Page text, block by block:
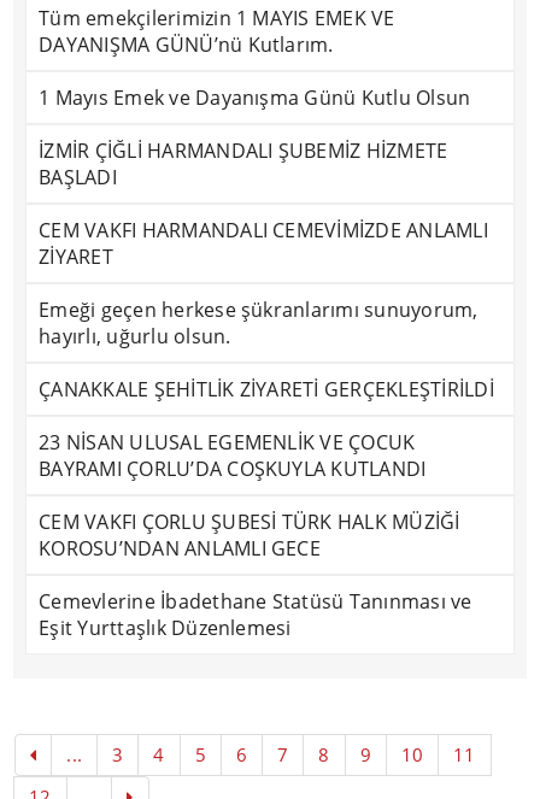
Tüm emekçilerimizin 1 MAYIS EMEK VE
DAYANIŞMA GÜNÜ’nü Kutlarım.
1 Mayıs Emek ve Dayanışma Günü Kutlu Olsun
İZMİR ÇİĞLİ HARMANDALI ŞUBEMİZ HİZMETE
BAŞLADI
CEM VAKFI HARMANDALI CEMEVİMİZDE ANLAMLI
ZİYARET
Emeği geçen herkese şükranlarımı sunuyorum,
hayırlı, uğurlu olsun.
ÇANAKKALE ŞEHİTLİK ZİYARETİ GERÇEKLEŞTİRİLDİ
23 NİSAN ULUSAL EGEMENLİK VE ÇOCUK
BAYRAMI ÇORLU’DA COŞKUYLA KUTLANDI
CEM VAKFI ÇORLU ŞUBESİ TÜRK HALK MÜZİĞİ
KOROSU’NDAN ANLAMLI GECE
Cemevlerine İbadethane Statüsü Tanınması ve
Eşit Yurttaşlık Düzenlemesi
... 3 4 5 6 7 8 9 10
11